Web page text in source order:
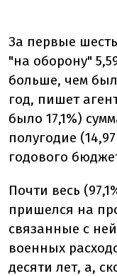
За первые
"на оборону"
больше, чем
год, пишет
было 17,1%)
полугодие
годового
Почти весь
пришелся на
связанные с
военных
десяти лет, а,